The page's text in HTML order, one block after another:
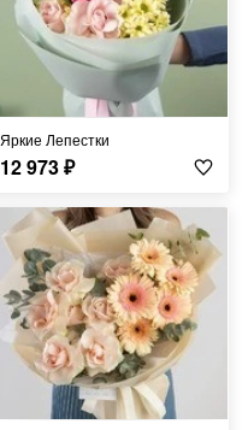
Яркие Лепестки
12 973₽